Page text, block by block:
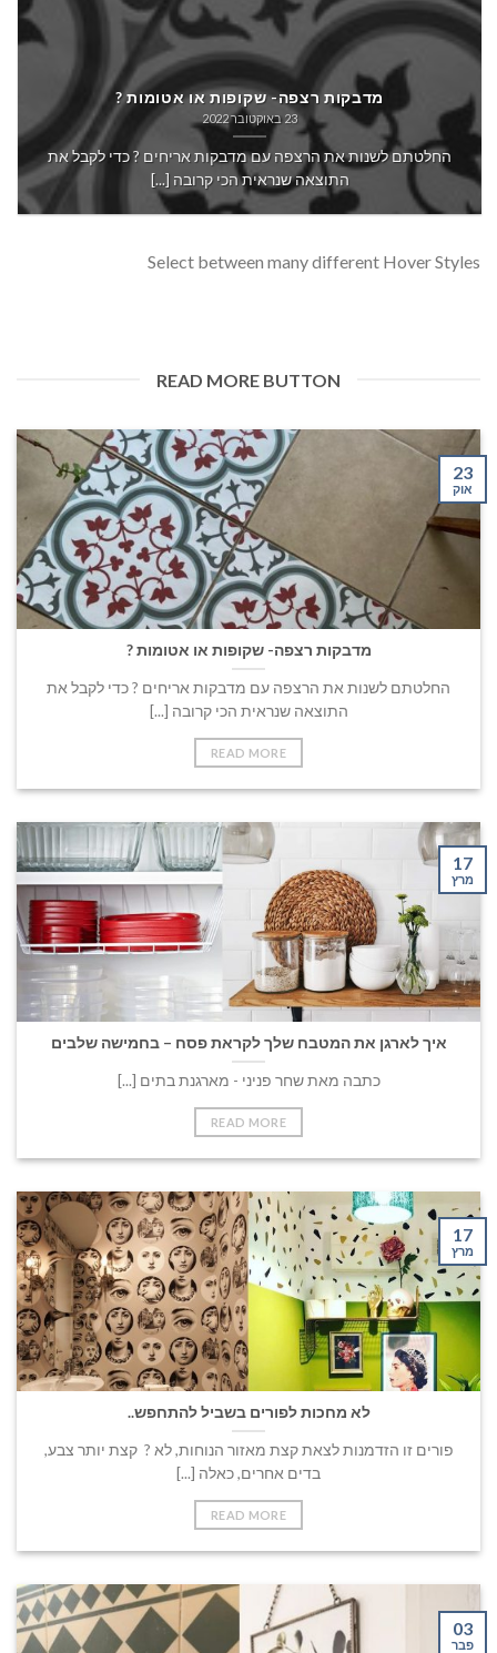
מדבקות רצפה- שקופות או אטומות ?
23 באוקטובר 2022
החלטתם לשנות את הרצפה עם מדבקות אריחים ? כדי לקבל את
התוצאה שנראית הכי קרובה [...]
Select between many different Hover Styles
READ MORE BUTTON
מדבקות רצפה- שקופות או אטומות ?
החלטתם לשנות את הרצפה עם מדבקות אריחים ? כדי לקבל את
התוצאה שנראית הכי קרובה [...]
READ MORE
23
אוק
איך לארגן את המטבח שלך לקראת פסח – בחמישה שלבים
כתבה מאת שחר פניני - מארגנת בתים [...]
READ MORE
17
מרץ
לא מחכות לפורים בשביל להתחפש..
פורים זו הזדמנות לצאת קצת מאזור הנוחות, לא ? קצת יותר צבע,
בדים אחרים, כאלה [...]
READ MORE
17
מרץ
03
פבר